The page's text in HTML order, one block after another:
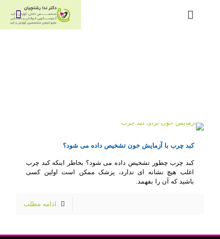
کبد چرب با آزمایش خون تشخیص داده می شود؟
کبد چرب چطور تشخیص داده می شود؟ بخاطر اینکه کبد چرب
اغلب هیچ نشانه ای ندارد، پزشک ممکن است اولین کسی
باشید که آن را بفهمد.
ادامه مطلب